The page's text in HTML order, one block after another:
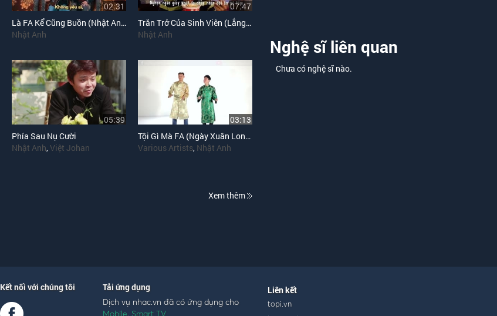
02:31
Là FA Kể Cũng Buồn (Nhật Anh Chế)
Nhật Anh
07:47
Trăn Trở Của Sinh Viên (Lắng Nghe Nước Mắt - Nhật Anh Chế)
Nhật Anh
05:39
Phía Sau Nụ Cười
Nhật Anh,Việt Johan
03:13
Tội Gì Mà FA (Ngày Xuân Long Phụng Sum Vầy Chế)
Various Artists, Nhật Anh
Xem thêm
Nghệ sĩ liên quan
Chưa có nghệ sĩ nào.
Kết nối với chúng tôi Tải ứng dụng
Dịch vụ nhac.vn đã có ứng dụng cho
Mobile, Smart TV
Liên kết
topi.vn